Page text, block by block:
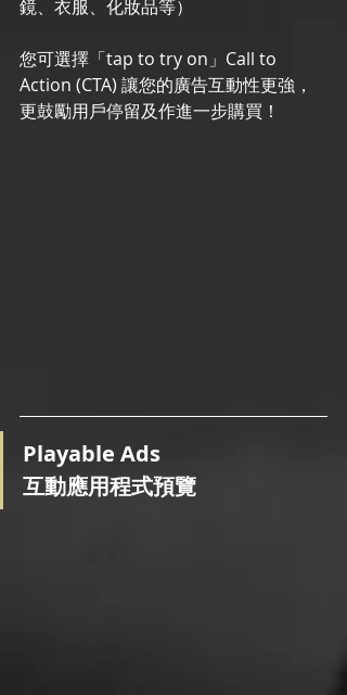
鏡、衣服、化妝品等）
您可選擇「tap to try on」Call to
Action (CTA) 讓您的廣告互動性更強，
更鼓勵用戶停留及作進一步購買！
Playable Ads
互動應用程式預覽